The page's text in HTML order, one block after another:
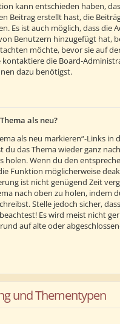
kann entschieden haben,
Beitrag erstellt hast, die
Es ist auch möglich, dass die
Benutzern hinzugefügt hat,
möchte, bevor sie auf
die Board-
dazu benötigst.
als neu?
als neu markieren“-Links in
du das Thema wieder ganz
holen. Wenn du den
Funktion möglicherweise
ist nicht genügend Zeit
nach oben zu holen, indem
Stelle jedoch sicher,
Es wird meist nicht
auf alte oder
und Thementypen